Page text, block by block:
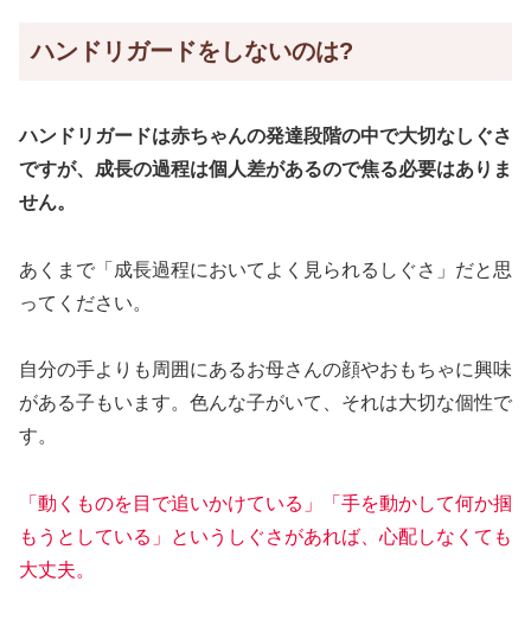
ハンドリガードをしないのは?
ハンドリガードは赤ちゃんの発達段階の中で大切なしぐさ
ですが、成長の過程は個人差があるので焦る必要はありま
せん。
あくまで「成長過程においてよく見られるしぐさ」だと思
ってください。
自分の手よりも周囲にあるお母さんの顔やおもちゃに興味
がある子もいます。色んな子がいて、それは大切な個性で
す。
「動くものを目で追いかけている」「手を動かして何か掴
もうとしている」というしぐさがあれば、心配しなくても
大丈夫。